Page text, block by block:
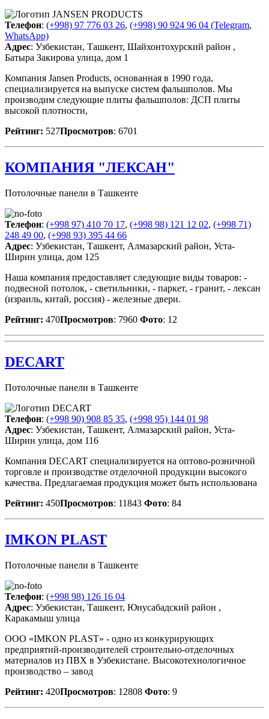
Телефон: (+998) 97 776 03 26, (+998) 90 924 96 04 (Telegram,
WhatsApp)
Адрес: Узбекистан, Ташкент, Шайхонтохурский район ,
Батыра Закирова улица, дом 1
Компания Jansen Products, основанная в 1990 года,
специализируется на выпуске систем фальшполов. Мы
производим следующие плиты фальшполов: ДСП плиты
высокой плотности,
Рейтинг: 527Просмотров: 6701
КОМПАНИЯ "ЛЕКСАН"
Потолочные панели в Ташкенте
Телефон: (+998 97) 410 70 17, (+998 98) 121 12 02, (+998 71)
248 49 00, (+998 93) 395 44 66
Адрес: Узбекистан, Ташкент, Алмазарский район, Уста-
Ширин улица, дом 125
Наша компания предоставляет следующие виды товаров: -
подвесной потолок, - светильники, - паркет, - гранит, - лексан
(израиль, китай, россия) - железные двери.
Рейтинг: 470Просмотров: 7960 Фото: 12
DECART
Потолочные панели в Ташкенте
Телефон: (+998 90) 908 85 35, (+998 95) 144 01 98
Адрес: Узбекистан, Ташкент, Алмазарский район, Уста-
Ширин улица, дом 116
Компания DECART cпециализируется на оптово-розничной
торговле и производстве отделочной продукции высокого
качества. Предлагаемая продукция может быть использована
Рейтинг: 450Просмотров: 11843 Фото: 84
IMKON PLAST
Потолочные панели в Ташкенте
Телефон: (+998 98) 126 16 04
Адрес: Узбекистан, Ташкент, Юнусабадский район ,
Каракамыш улица
ООО «IMKON PLAST» - одно из конкурирующих
предприятий-производителей строительно-отделочных
материалов из ПВХ в Узбекистане. Высокотехнологичное
производство – завод
Рейтинг: 420Просмотров: 12808 Фото: 9